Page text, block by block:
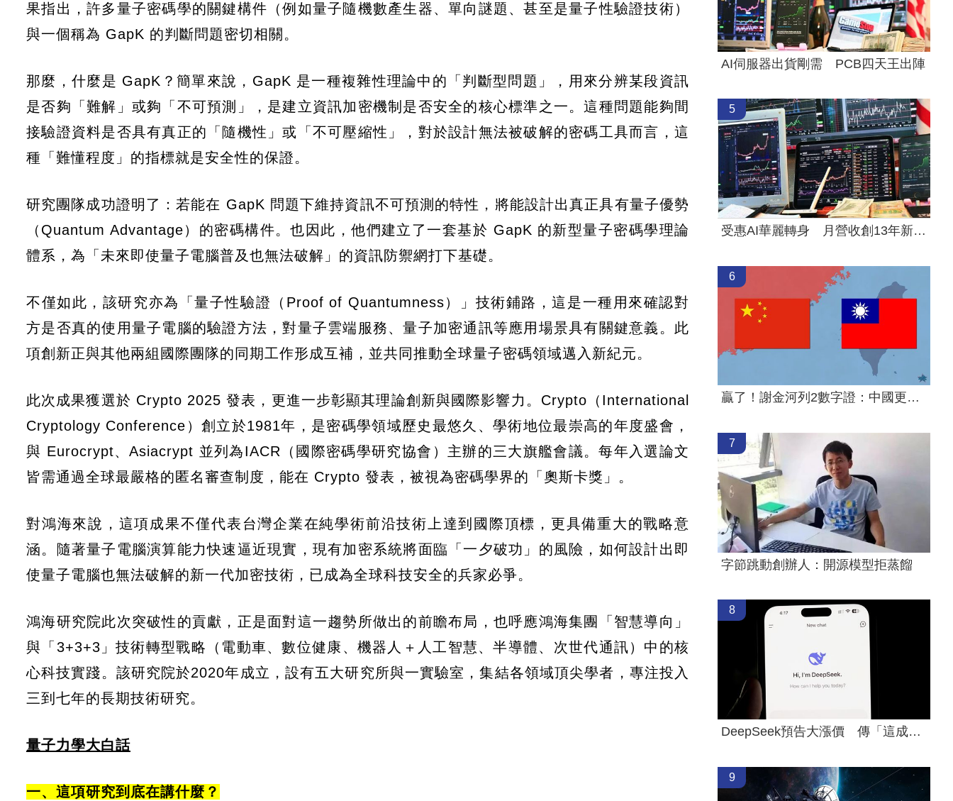
果指出，許多量子密碼學的關鍵構件（例如量子隨機數產生器、單向謎題、甚至是量子性驗證技術）
與一個稱為 GapK 的判斷問題密切相關。
那麼，什麼是 GapK？簡單來說，GapK 是一種複雜性理論中的「判斷型問題」，用來分辨某段資訊
是否夠「難解」或夠「不可預測」，是建立資訊加密機制是否安全的核心標準之一。這種問題能夠間
接驗證資料是否具有真正的「隨機性」或「不可壓縮性」，對於設計無法被破解的密碼工具而言，這
種「難懂程度」的指標就是安全性的保證。
研究團隊成功證明了：若能在 GapK 問題下維持資訊不可預測的特性，將能設計出真正具有量子優勢
（Quantum Advantage）的密碼構件。也因此，他們建立了一套基於 GapK 的新型量子密碼學理論
體系，為「未來即使量子電腦普及也無法破解」的資訊防禦網打下基礎。
不僅如此，該研究亦為「量子性驗證（Proof of Quantumness）」技術鋪路，這是一種用來確認對
方是否真的使用量子電腦的驗證方法，對量子雲端服務、量子加密通訊等應用場景具有關鍵意義。此
項創新正與其他兩組國際團隊的同期工作形成互補，並共同推動全球量子密碼領域邁入新紀元。
此次成果獲選於 Crypto 2025 發表，更進一步彰顯其理論創新與國際影響力。Crypto（International
Cryptology Conference）創立於1981年，是密碼學領域歷史最悠久、學術地位最崇高的年度盛會，
與 Eurocrypt、Asiacrypt 並列為IACR（國際密碼學研究協會）主辦的三大旗艦會議。每年入選論文
皆需通過全球最嚴格的匿名審查制度，能在 Crypto 發表，被視為密碼學界的「奧斯卡獎」。
對鴻海來說，這項成果不僅代表台灣企業在純學術前沿技術上達到國際頂標，更具備重大的戰略意
涵。隨著量子電腦演算能力快速逼近現實，現有加密系統將面臨「一夕破功」的風險，如何設計出即
使量子電腦也無法破解的新一代加密技術，已成為全球科技安全的兵家必爭。
鴻海研究院此次突破性的貢獻，正是面對這一趨勢所做出的前瞻布局，也呼應鴻海集團「智慧導向」
與「3+3+3」技術轉型戰略（電動車、數位健康、機器人＋人工智慧、半導體、次世代通訊）中的核
心科技實踐。該研究院於2020年成立，設有五大研究所與一實驗室，集結各領域頂尖學者，專注投入
三到七年的長期技術研究。
量子力學大白話
一、這項研究到底在講什麼？
AI伺服器出貨剛需 PCB四天王出陣
5
受惠AI華麗轉身 月營收創13年新高的它
6
贏了！謝金河列2數字證：中國更依賴台灣
7
字節跳動創辦人：開源模型拒蒸餾
8
DeepSeek預告大漲價 傳「這成本」撐不住
9